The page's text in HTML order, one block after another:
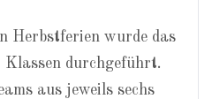
Herbstferien wurde das
durchgeführt.
aus jeweils sechs